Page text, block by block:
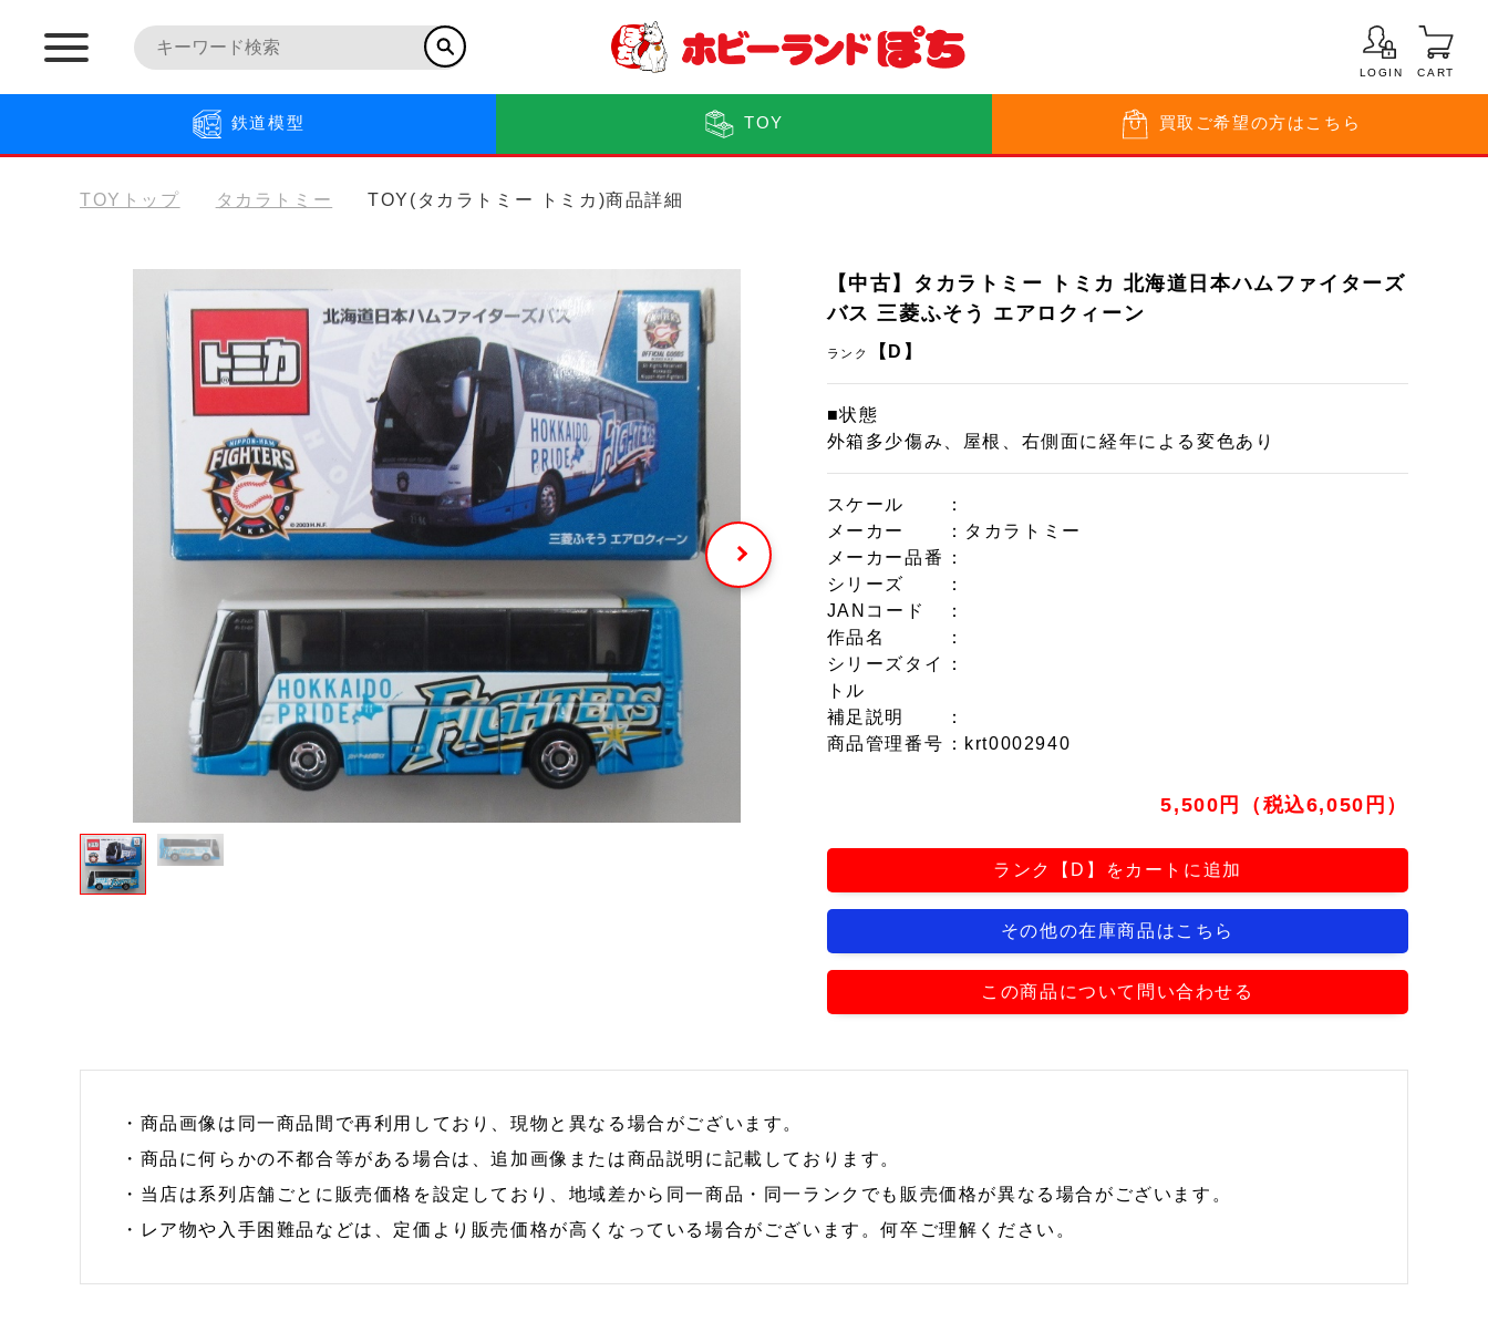
LOGIN CART
鉄道模型 TOY 買取 ご希望の方はこちら
TOYトップ タカラトミー TOY(タカラトミー トミカ)商品詳細
【中古】タカラトミー トミカ 北海道日本ハムファイターズ
バス 三菱ふそう エアロクィーン
ランク 【D】
■状態
外箱多少傷み、屋根、右側面に経年による変色あり
スケール
：
メーカー
：タカラトミー
メーカー品番
：
シリーズ
：
JANコード
：
作品名
：
シリーズタイ
トル
：
補足説明
：
商品管理番号 ：krt0002940
5,500円（税込6,050円）
ランク【D】をカートに追加
その他の在庫商品はこちら
この商品について問い合わせる
・商品画像は同一商品間で再利用しており、現物と異なる場合がございます。
・商品に何らかの不都合等がある場合は、追加画像または商品説明に記載しております。
・当店は系列店舗ごとに販売価格を設定しており、地域差から同一商品・同一ランクでも販売価格が異なる場合がございます。
・レア物や入手困難品などは、定価より販売価格が高くなっている場合がございます。何卒ご理解ください。